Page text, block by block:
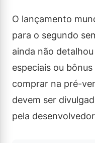
O lançamento
para o segundo
ainda não
especiais ou
comprar na pré-
devem ser
pela